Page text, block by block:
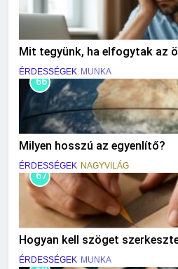
Mit tegyünk, ha elfogytak az
ÉRDESSÉGEK MUNKA
66
Milyen hosszú az egyenlítő?
ÉRDESSÉGEK NAGYVILÁG
67
Hogyan kell szöget
ÉRDESSÉGEK MUNKA